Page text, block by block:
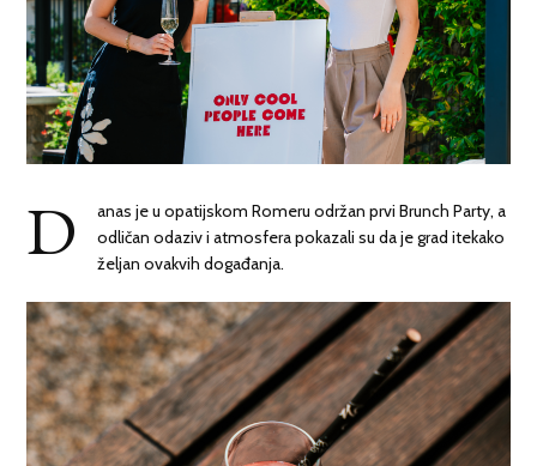
D
anas je u opatijskom Romeru održan prvi Brunch Party, a
odličan odaziv i atmosfera pokazali su da je grad itekako
željan ovakvih događanja.